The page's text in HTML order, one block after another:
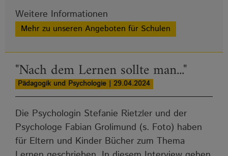
Weitere Informationen
Mehr zu unseren Angeboten für Schulen
"Nach dem Lernen sollte man..."
Pädagogik und Psychologie | 29.04.2024
Die Psychologin Stefanie Rietzler und der
Psychologe Fabian Grolimund (s. Foto) haben
für Eltern und Kinder Bücher zum Thema